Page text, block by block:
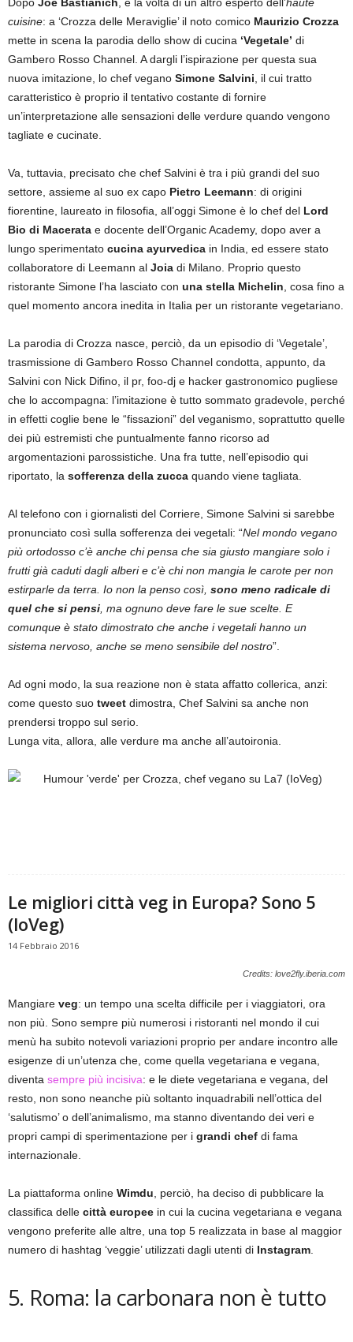
Dopo Joe Bastianich, è la volta di un altro esperto dell’haute
cuisine: a ‘Crozza delle Meraviglie’ il noto comico Maurizio Crozza
mette in scena la parodia dello show di cucina ‘Vegetale’ di
Gambero Rosso Channel. A dargli l’ispirazione per questa sua
nuova imitazione, lo chef vegano Simone Salvini, il cui tratto
caratteristico è proprio il tentativo costante di fornire
un’interpretazione alle sensazioni delle verdure quando vengono
tagliate e cucinate.
Va, tuttavia, precisato che chef Salvini è tra i più grandi del suo
settore, assieme al suo ex capo Pietro Leemann: di origini
fiorentine, laureato in filosofia, all’oggi Simone è lo chef del Lord
Bio di Macerata e docente dell’Organic Academy, dopo aver a
lungo sperimentato cucina ayurvedica in India, ed essere stato
collaboratore di Leemann al Joia di Milano. Proprio questo
ristorante Simone l’ha lasciato con una stella Michelin, cosa fino a
quel momento ancora inedita in Italia per un ristorante vegetariano.
La parodia di Crozza nasce, perciò, da un episodio di ‘Vegetale’,
trasmissione di Gambero Rosso Channel condotta, appunto, da
Salvini con Nick Difino, il pr, foo-dj e hacker gastronomico pugliese
che lo accompagna: l’imitazione è tutto sommato gradevole, perché
in effetti coglie bene le “fissazioni” del veganismo, soprattutto quelle
dei più estremisti che puntualmente fanno ricorso ad
argomentazioni parossistiche. Una fra tutte, nell’episodio qui
riportato, la sofferenza della zucca quando viene tagliata.
Al telefono con i giornalisti del Corriere, Simone Salvini si sarebbe
pronunciato così sulla sofferenza dei vegetali: “Nel mondo vegano
più ortodosso c’è anche chi pensa che sia giusto mangiare solo i
frutti già caduti dagli alberi e c’è chi non mangia le carote per non
estirparle da terra. Io non la penso così, sono meno radicale di
quel che si pensi, ma ognuno deve fare le sue scelte. E
comunque è stato dimostrato che anche i vegetali hanno un
sistema nervoso, anche se meno sensibile del nostro”.
Ad ogni modo, la sua reazione non è stata affatto collerica, anzi:
come questo suo tweet dimostra, Chef Salvini sa anche non
prendersi troppo sul serio.
Lunga vita, allora, alle verdure ma anche all’autoironia.
Le migliori città veg in Europa? Sono 5
(IoVeg)
14 Febbraio 2016
Credits: love2fly.iberia.com
Mangiare veg: un tempo una scelta difficile per i viaggiatori, ora
non più. Sono sempre più numerosi i ristoranti nel mondo il cui
menù ha subito notevoli variazioni proprio per andare incontro alle
esigenze di un’utenza che, come quella vegetariana e vegana,
diventa sempre più incisiva: e le diete vegetariana e vegana, del
resto, non sono neanche più soltanto inquadrabili nell’ottica del
‘salutismo’ o dell’animalismo, ma stanno diventando dei veri e
propri campi di sperimentazione per i grandi chef di fama
internazionale.
La piattaforma online Wimdu, perciò, ha deciso di pubblicare la
classifica delle città europee in cui la cucina vegetariana e vegana
vengono preferite alle altre, una top 5 realizzata in base al maggior
numero di hashtag ‘veggie’ utilizzati dagli utenti di Instagram.
5. Roma: la carbonara non è tutto